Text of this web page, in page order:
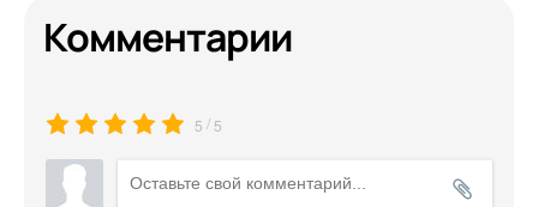
Комментарии
5 / 5